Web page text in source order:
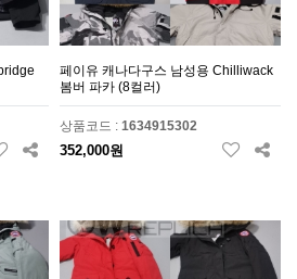
페이유 캐나다구스 남성용 Chilliwack
봄버 파카 (8컬러)
상품코드 : 1634915302
352,000원